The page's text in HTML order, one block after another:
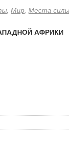
,Мир,Места
АФРИКИ